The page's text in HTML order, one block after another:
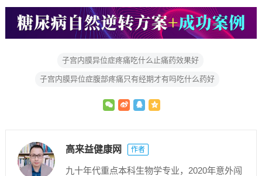
子宫内膜异位症疼痛吃什么止痛药效果好
子宫内膜异位症腹部疼痛只有经期才有吗吃什么药好
高来益健康网 作者
九十年代重点本科生物学专业，2020年意外闯